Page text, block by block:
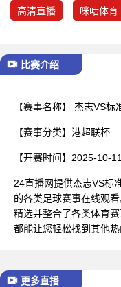
高清直播 咪咕体育
比赛介绍
【赛事名称】 杰志VS标
【赛事分类】 港超联杯
【开赛时间】 2025-10-
24直播网提供杰志VS标
的各类足球赛事在线观
精选并整合了各类体育
都能让您轻松找到其他热
更多直播